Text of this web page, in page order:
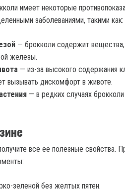
имеет некоторые
заболеваниями, такими как:
— брокколи содержит
железы.
— из-за высокого содержания
вызывать дискомфорт в животе.
— в редких случаях
все ее полезные свойства.
зеленой без желтых пятен.